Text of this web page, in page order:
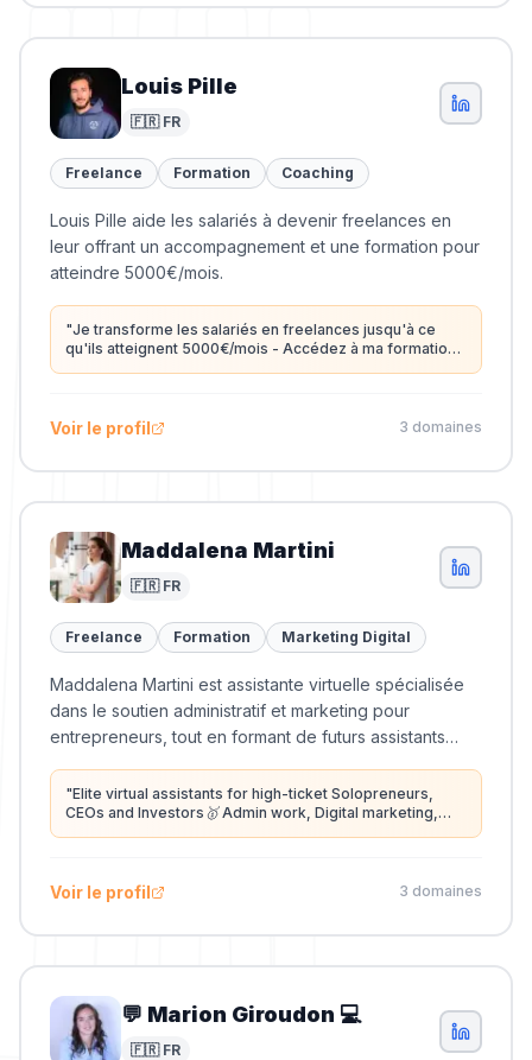
Louis Pille
🇫🇷 FR
Freelance Formation Coaching
Louis Pille aide les salariés à devenir freelances en
leur offrant un accompagnement et une formation pour
atteindre 5000€/mois.
"Je transforme les salariés en freelances jusqu'à ce
qu'ils atteignent 5000€/mois - Accédez à ma formation
Voir le profil 3 domaines
Maddalena Martini
🇫🇷 FR
Freelance Formation Marketing Digital
Maddalena Martini est assistante virtuelle spécialisée
dans le soutien administratif et marketing pour
entrepreneurs, tout en formant de futurs assistants
"Elite virtual assistants for high-ticket Solopreneurs,
CEOs and Investors🥇 Admin work, Digital marketing,
Voir le profil 3 domaines
💬 Marion Giroudon 💻
🇫🇷 FR